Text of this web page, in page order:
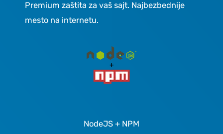
Premium zaštita za vaš sajt. Najbezbednije
mesto na internetu.
NodeJS + NPM